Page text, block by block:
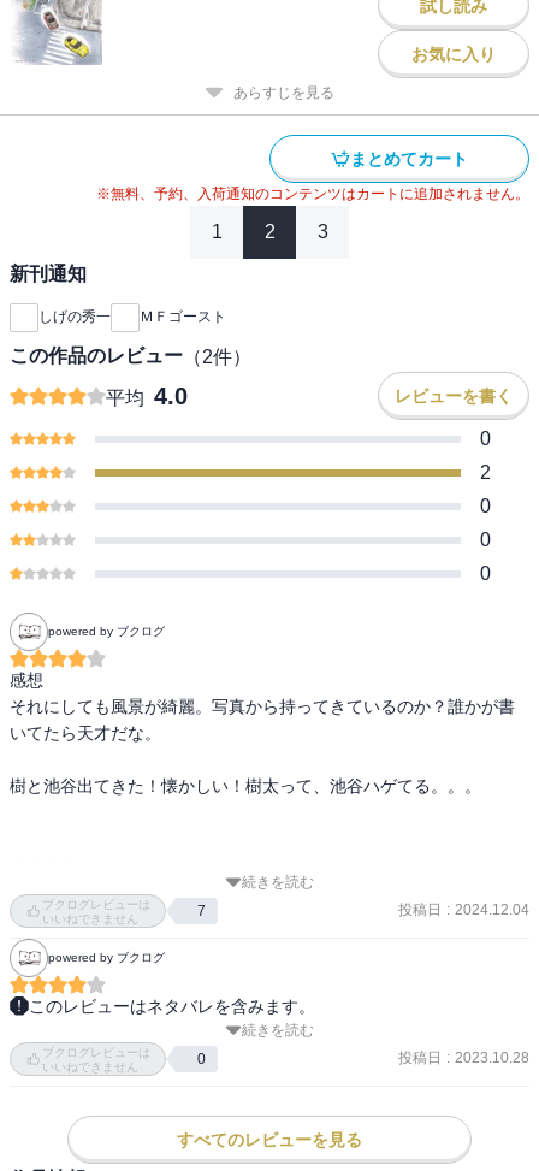
試し読み
お気に入り
あらすじを見る
まとめてカート
※無料、予約、入荷通知のコンテンツはカートに追加されません。
1 2 3
新刊通知
しげの秀一 ＭＦゴースト
この作品のレビュー （2件）
平均 4.0 レビューを書く
0
2
0
0
0
powered by ブクログ
感想
それにしても風景が綺麗。写真から持ってきているのか？誰かが書
いてたら天才だな。
樹と池谷出てきた！懐かしい！樹太って、池谷ハゲてる。。。
真鶴GTまで恋や家族と過ごしてまったりした時を過ごす。
その間に奥山は86にターボを搭載して300馬力にパワーUPさせた。
梅雨の真鶴、曲がりくねった市街地コースを5周する。
夏向はコースレコードを更新し、西園寺パパは失神。
最終日のベッケンバウアーを待つばかり。
続きを読む
ブクログレビューは
いいねできません
7 投稿日 : 2024.12.04
powered by ブクログ
このレビューはネタバレを含みます。
おぉイツキたちだ。太ってるのは想像通りだけど、結婚してるのは
ちょっと意外だな。池谷がハゲ散らかしてるのは可哀想だな
続きを読む
ブクログレビューは
いいねできません
0 投稿日 : 2023.10.28
すべてのレビューを見る